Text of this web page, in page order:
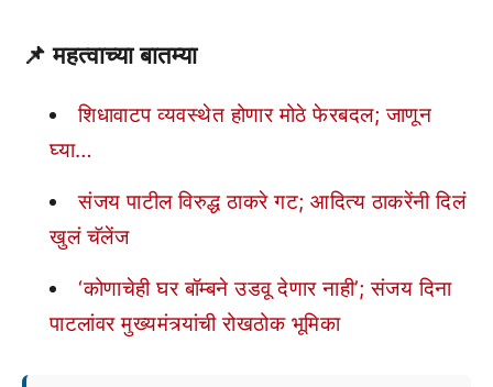
📌महत्वाच्या बातम्या
शिधावाटप व्यवस्थेत होणार मोठे फेरबदल; जाणून
घ्या…
संजय पाटील विरुद्ध ठाकरे गट; आदित्य ठाकरेंनी दिलं
खुलं चॅलेंज
‘कोणाचेही घर बॉम्बने उडवू देणार नाही’; संजय दिना
पाटलांवर मुख्यमंत्र्यांची रोखठोक भूमिका